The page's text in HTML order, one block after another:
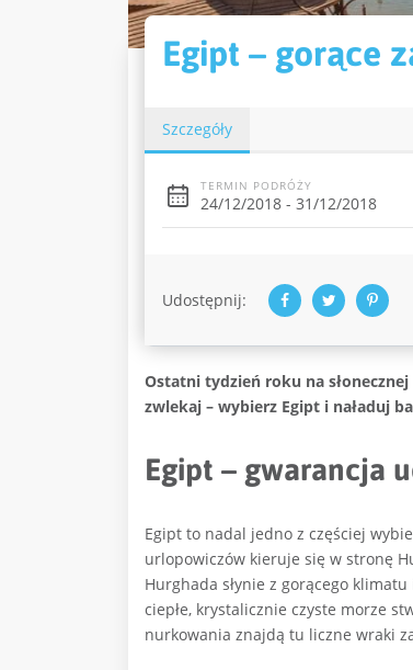
Egipt – gorące
Szczegóły
TERMIN PODRÓŻY
24/12/2018 - 31/12/2018
Udostępnij:
Ostatni tydzień roku na
zwlekaj – wybierz Egipt i naładuj
Egipt – gwarancja
Egipt to nadal jedno z częściej
urlopowiczów kieruje się w stronę
Hurghada słynie z gorącego
ciepłe, krystalicznie czyste morze
nurkowania znajdą tu liczne wraki